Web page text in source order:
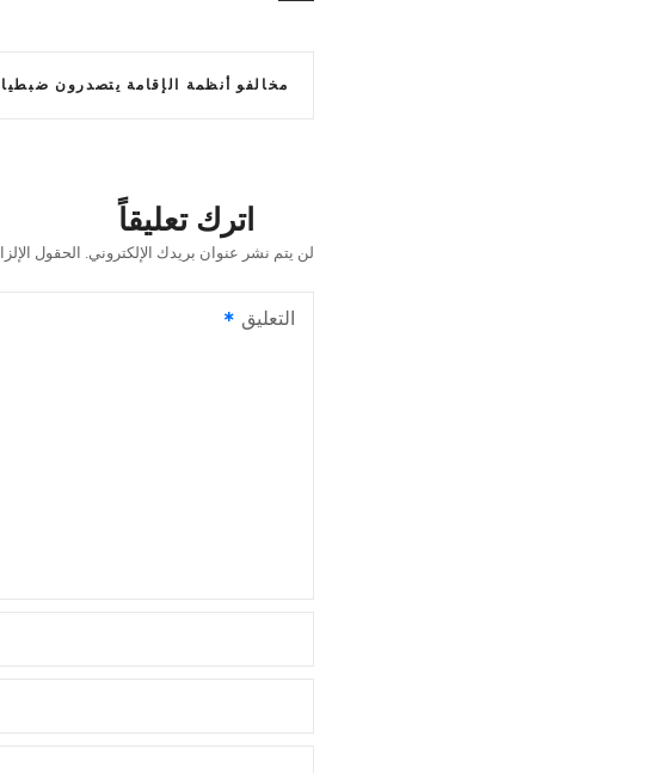
ا
مخالفو أنظمة الإقامة يتصدرون ضبطيات الحملات المشتركة: هل ترغب في
اترك تعليقاً
لن يتم نشر عنوان بريدك الإلكتروني. الحقول
التعليق